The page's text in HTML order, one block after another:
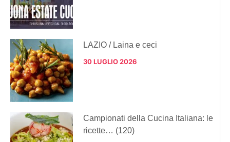
LAZIO / Laina e ceci
30 LUGLIO 2026
Campionati della Cucina Italiana: le
ricette… (120)